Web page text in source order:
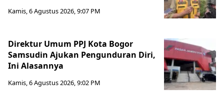
Kamis, 6 Agustus 2026, 9:07 PM
Direktur Umum PPJ Kota Bogor
Samsudin Ajukan Pengunduran Diri,
Ini Alasannya
Kamis, 6 Agustus 2026, 9:02 PM